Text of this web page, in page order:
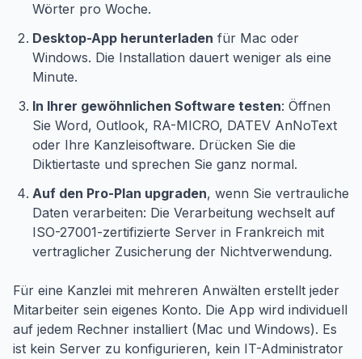
Wörter pro Woche.
Desktop-App herunterladen für Mac oder
Windows. Die Installation dauert weniger als eine
Minute.
In Ihrer gewöhnlichen Software testen: Öffnen
Sie Word, Outlook, RA-MICRO, DATEV AnNoText
oder Ihre Kanzleisoftware. Drücken Sie die
Diktiertaste und sprechen Sie ganz normal.
Auf den Pro-Plan upgraden, wenn Sie vertrauliche
Daten verarbeiten: Die Verarbeitung wechselt auf
ISO-27001-zertifizierte Server in Frankreich mit
vertraglicher Zusicherung der Nichtverwendung.
Für eine Kanzlei mit mehreren Anwälten erstellt jeder
Mitarbeiter sein eigenes Konto. Die App wird individuell
auf jedem Rechner installiert (Mac und Windows). Es
ist kein Server zu konfigurieren, kein IT-Administrator